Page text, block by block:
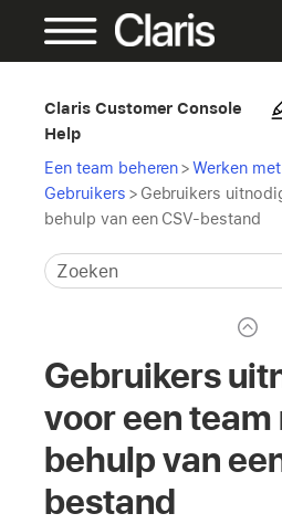
Claris Customer Console
Help
Een team beheren>Werken
Gebruikers > Gebruikers
behulp van een CSV-bestand
Gebruikers
voor een team
behulp van
bestand